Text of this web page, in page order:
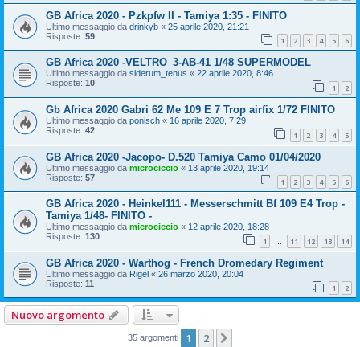
GB Africa 2020 - Pzkpfw II - Tamiya 1:35 - FINITO
Ultimo messaggio da drinkyb « 25 aprile 2020, 21:21
Risposte: 59 1 2 3 4 5 6
GB Africa 2020 -VELTRO_3-AB-41 1/48 SUPERMODEL
Ultimo messaggio da siderum_tenus « 22 aprile 2020, 8:46
Risposte: 10 1 2
Gb Africa 2020 Gabri 62 Me 109 E 7 Trop airfix 1/72 FINITO
Ultimo messaggio da ponisch « 16 aprile 2020, 7:29
Risposte: 42 1 2 3 4 5
GB Africa 2020 -Jacopo- D.520 Tamiya Camo 01/04/2020
Ultimo messaggio da microciccio « 13 aprile 2020, 19:14
Risposte: 57 1 2 3 4 5 6
GB Africa 2020 - Heinkel111 - Messerschmitt Bf 109 E4 Trop -
Tamiya 1/48- FINITO -
Ultimo messaggio da microciccio « 12 aprile 2020, 18:28
Risposte: 130 1 … 11 12 13 14
GB Africa 2020 - Warthog - French Dromedary Regiment
Ultimo messaggio da Rigel « 26 marzo 2020, 20:04
Risposte: 11 1 2
Nuovo argomento
35 argomenti 1 2